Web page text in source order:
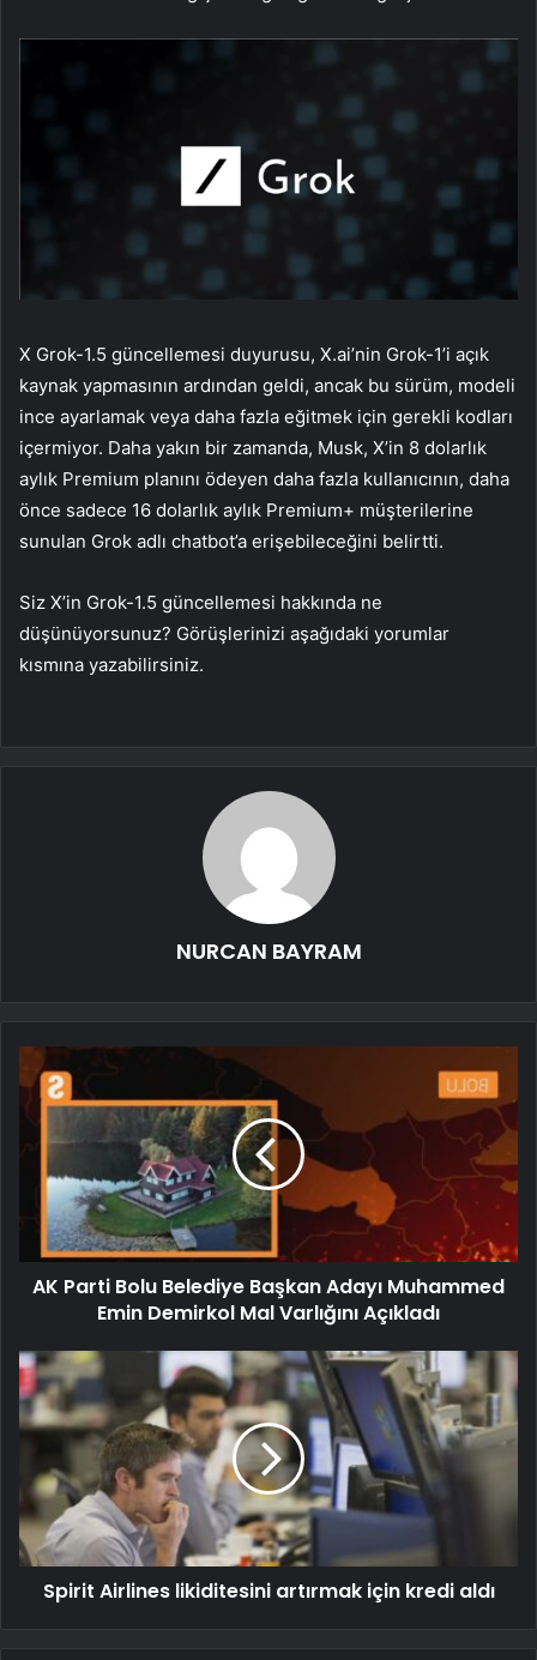
X Grok-1.5 güncellemesi duyurusu, X.ai’nin Grok-1’i açık
kaynak yapmasının ardından geldi, ancak bu sürüm, modeli
ince ayarlamak veya daha fazla eğitmek için gerekli kodları
içermiyor. Daha yakın bir zamanda, Musk, X’in 8 dolarlık
aylık Premium planını ödeyen daha fazla kullanıcının, daha
önce sadece 16 dolarlık aylık Premium+ müşterilerine
sunulan Grok adlı chatbot’a erişebileceğini belirtti.
Siz X’in Grok-1.5 güncellemesi hakkında ne
düşünüyorsunuz? Görüşlerinizi aşağıdaki yorumlar
kısmına yazabilirsiniz.
NURCAN BAYRAM
AK Parti Bolu Belediye Başkan Adayı Muhammed
Emin Demirkol Mal Varlığını Açıkladı
Spirit Airlines likiditesini artırmak için kredi aldı